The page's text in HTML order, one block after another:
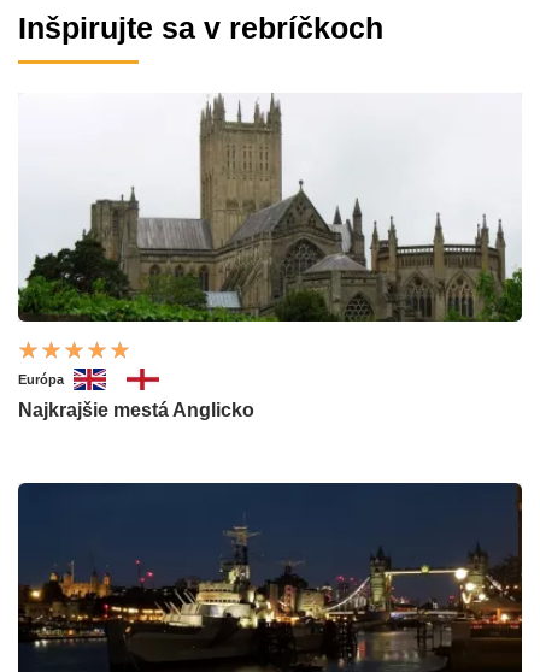
Inšpirujte sa v rebríčkoch
Európa
Najkrajšie mestá Anglicko